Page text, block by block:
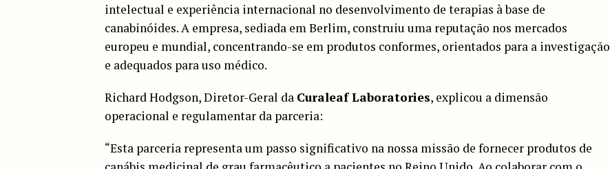
intelectual e experiência internacional no desenvolvimento de terapias à base de
canabinóides. A empresa, sediada em Berlim, construiu uma reputação nos mercados
europeu e mundial, concentrando-se em produtos conformes, orientados para a investigação
e adequados para uso médico.
Richard Hodgson, Diretor-Geral da Curaleaf Laboratories, explicou a dimensão
operacional e regulamentar da parceria:
“Esta parceria representa um passo significativo na nossa missão de fornecer produtos de